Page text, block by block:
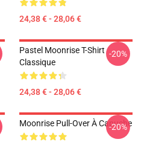
24,38 € - 28,06 €
Pastel Moonrise T-Shirt
Classique
24,38 € - 28,06 €
-20%
Moonrise Pull-Over À Capuche
-20%